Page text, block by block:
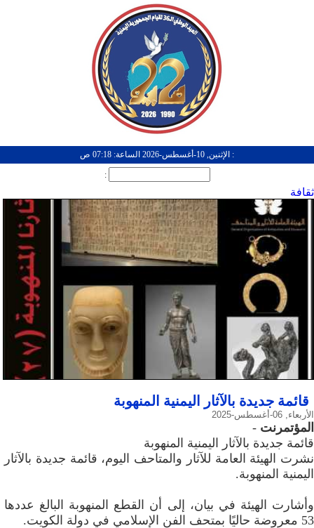
: الإثنين, 10-أغسطس-2026 الساعة: 07:18 ص
:
ثقافة
قائمة جديدة بالآثار اليمنية المنهوبة
الأربعاء, 06-أغسطس-2025
المؤتمرنت -
قائمة جديدة بالآثار اليمنية المنهوبة
نشرت الهيئة العامة للآثار والمتاحف اليوم، قائمة جديدة بالآثار
اليمنية المنهوبة.
وأشارت الهيئة في بيان، إلى أن القطع المنهوبة البالغ عددها
53 معروضة حاليًا بمتحف الفن الإسلامي في دولة الكويت.